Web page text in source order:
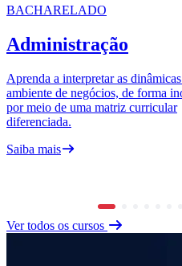
BACHARELADO
Administração
Aprenda a interpretar as
ambiente de negócios, de forma
por meio de uma matriz curricular
diferenciada.
Saiba mais
Ver todos os cursos